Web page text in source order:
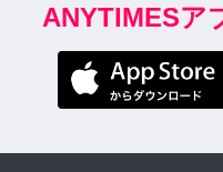
ANYTIMESア